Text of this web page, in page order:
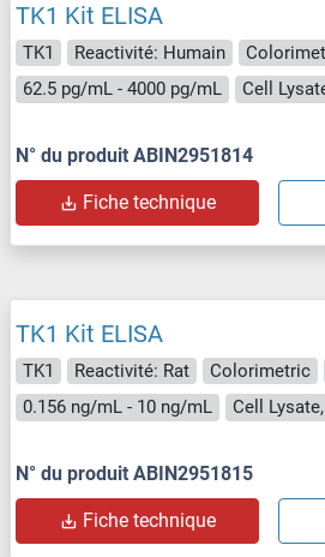
TK1 Kit ELISA
TK1 Reactivité: Humain
62.5 pg/mL - 4000 pg/mL
Cell
N° du produit ABIN2951814
Fiche technique
TK1 Kit ELISA
TK1 Reactivité: Rat Colorimetric
0.156 ng/mL - 10 ng/mL
Cell
N° du produit ABIN2951815
Fiche technique